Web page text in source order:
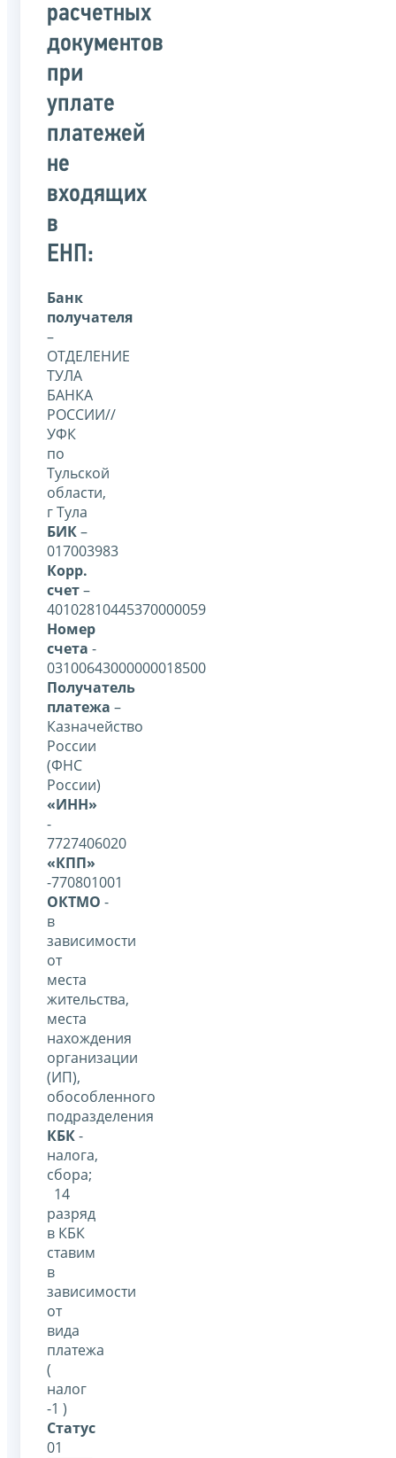
расчетных
документов
при
уплате
платежей
не
входящих
в
ЕНП:
Банк
получателя
–
ОТДЕЛЕНИЕ
ТУЛА
БАНКА
РОССИИ//
УФК
по
Тульской
области,
г Тула
БИК–
017003983
Корр.
счет–
40102810445370000059
Номер
счета -
03100643000000018500
Получатель
платежа –
Казначейство
России
(ФНС
России)
«ИНН»
-
7727406020
«КПП»
-770801001
ОКТМО -
в
зависимости
от
места
жительства,
места
нахождения
организации
(ИП),
обособленного
подразделения
КБК-
налога,
сбора;
14
разряд
в КБК
ставим
в
зависимости
от
вида
платежа
(
налог
-1 )
Статус
01